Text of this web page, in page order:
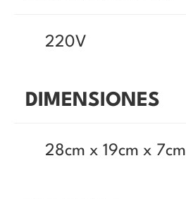
220V
DIMENSIONES
28cm x 19cm x 7cm